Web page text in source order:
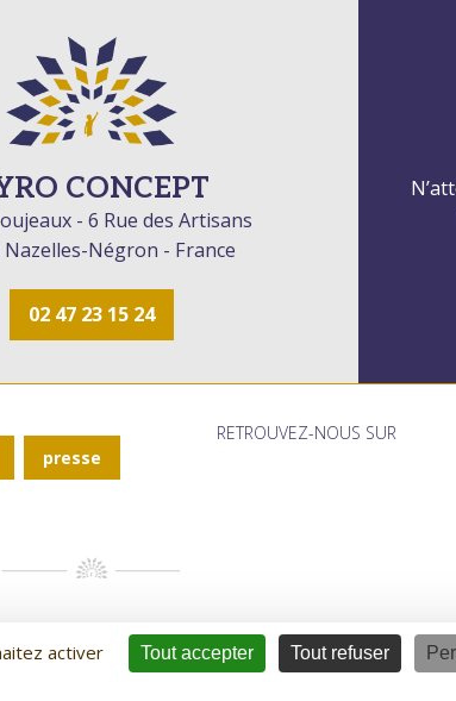
CONCEPT
- 6 Rue des Artisans
Nazelles-Négron - France
02 47 23 15 24
presse
RETROUVEZ-NOUS SUR
votre feu d'artifice grand public, feu d'artifice mariage et
activer Tout accepter Tout refuser